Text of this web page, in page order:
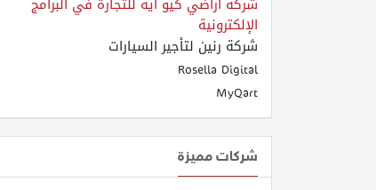
الإلكترونية
شركة رنين لتأجير السيارات
Rosella Digital
MyQart
شركات مميزة